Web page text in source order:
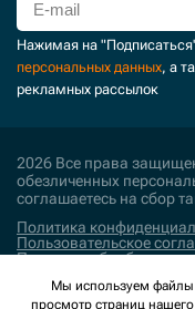
Нажимая на
персональных данных, а
рекламных рассылок
2026 Все права
обезличенных
соглашаетесь на сбор
Политика
Пользовательское
Политика обработки
Поддержка и развитие
Мы используем
просмотр страниц